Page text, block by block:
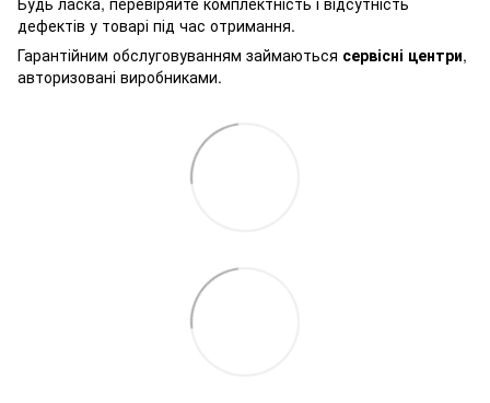
дефектів у товарі під час отримання.
Гарантійним обслуговуванням займаються сервісні центри,
авторизовані виробниками.